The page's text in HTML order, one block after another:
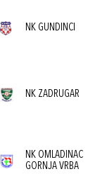
NK GUNDINCI
NK ZADRUGAR
NK OMLADINAC
GORNJA VRBA